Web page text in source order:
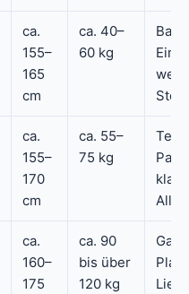
ca.
155–
165
cm
ca. 40–
60 kg
ca.
155–
170
cm
ca. 55–
75 kg
ca.
160–
175
ca. 90
bis über
120 kg